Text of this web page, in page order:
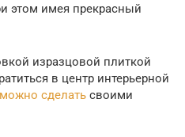
этом имея прекрасный
изразцовой плиткой
в центр интерьерной
сделать своими